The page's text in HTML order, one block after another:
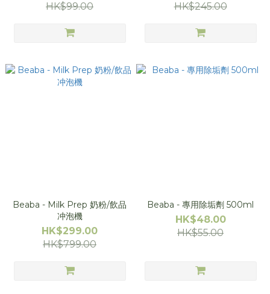
HK$99.00
HK$245.00
Beaba - Milk Prep 奶粉/飲品
冲泡機
HK$299.00
HK$799.00
Beaba - 專用除垢劑 500ml
HK$48.00
HK$55.00